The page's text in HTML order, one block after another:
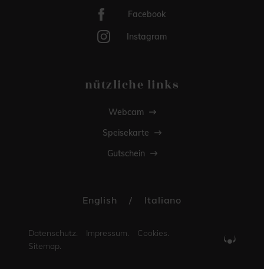
Facebook
Instagram
nützliche links
Webcam
Speisekarte
Gutschein
English / Italiano
Datenschutz. Impressum.
Cookies.
Sitemap.